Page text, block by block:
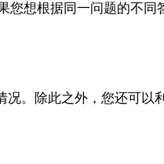
想根据同一问题的不
。除此之外，您还可以